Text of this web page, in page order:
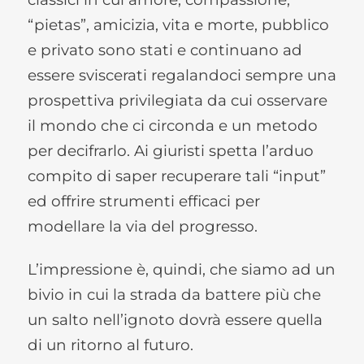
“pietas”, amicizia, vita e morte, pubblico
e privato sono stati e continuano ad
essere sviscerati regalandoci sempre una
prospettiva privilegiata da cui osservare
il mondo che ci circonda e un metodo
per decifrarlo. Ai giuristi spetta l’arduo
compito di saper recuperare tali “input”
ed offrire strumenti efficaci per
modellare la via del progresso.
L’impressione è, quindi, che siamo ad un
bivio in cui la strada da battere più che
un salto nell’ignoto dovrà essere quella
di un ritorno al futuro.